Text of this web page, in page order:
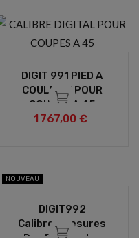
DIGIT 991 PIED A
COULISSE POUR
COUPES A 45
1 767,00 €
NOUVEAU
DIGIT992
Calibres Mesures